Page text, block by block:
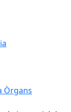
Òrgans